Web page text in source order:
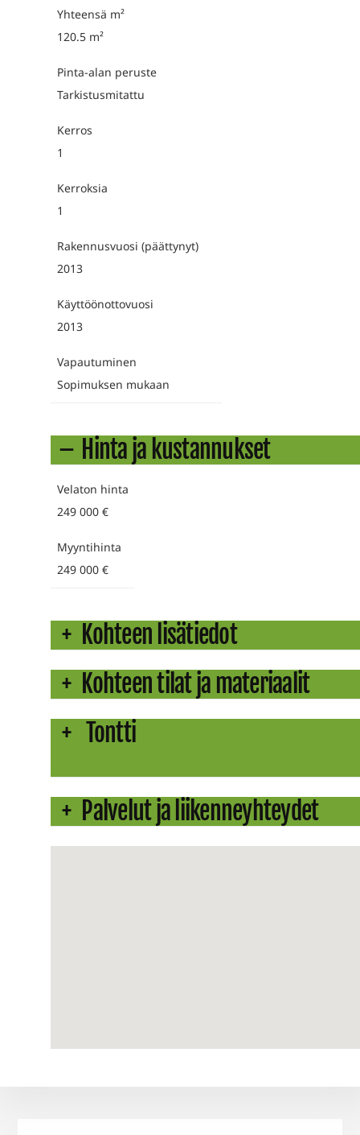
Yhteensä m²
120.5 m²
Pinta-alan peruste
Tarkistusmitattu
Kerros
1
Kerroksia
1
Rakennusvuosi (päättynyt)
2013
Käyttöönottovuosi
2013
Vapautuminen
Sopimuksen mukaan
Hinta ja kustannukset
Velaton hinta
249 000 €
Myyntihinta
249 000 €
Kohteen lisätiedot
Kohteen tilat ja materiaalit
Tontti
Palvelut ja liikenneyhteydet